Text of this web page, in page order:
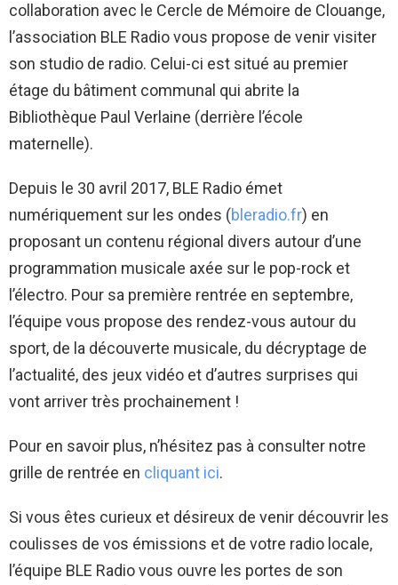
collaboration avec le Cercle de Mémoire de Clouange,
l’association BLE Radio vous propose de venir visiter
son studio de radio. Celui-ci est situé au premier
étage du bâtiment communal qui abrite la
Bibliothèque Paul Verlaine (derrière l’école
maternelle).
Depuis le 30 avril 2017, BLE Radio émet
numériquement sur les ondes (bleradio.fr) en
proposant un contenu régional divers autour d’une
programmation musicale axée sur le pop-rock et
l’électro. Pour sa première rentrée en septembre,
l’équipe vous propose des rendez-vous autour du
sport, de la découverte musicale, du décryptage de
l’actualité, des jeux vidéo et d’autres surprises qui
vont arriver très prochainement !
Pour en savoir plus, n’hésitez pas à consulter notre
grille de rentrée en cliquant ici.
Si vous êtes curieux et désireux de venir découvrir les
coulisses de vos émissions et de votre radio locale,
l’équipe BLE Radio vous ouvre les portes de son